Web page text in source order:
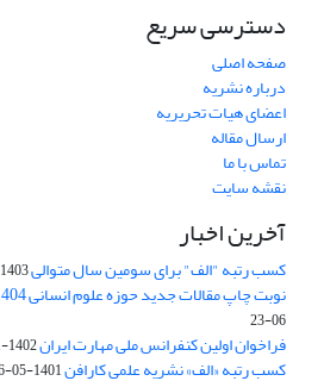
دسترسی سریع
صفحه اصلی
درباره نشریه
اعضای هیات تحریریه
ارسال مقاله
تماس با ما
نقشه سایت
آخرین اخبار
کسب رتبه "الف" برای سومین سال متوالی1403-02-01
نوبت چاپ مقالات جدید حوزه علوم انسانی 1404و به بعد خواهد بود
06-23
فراخوان اولین کنفرانس ملی مهارت ایران1402-01-28
کسب رتبه «الف» نشریه علمی کارافن1401-05-06